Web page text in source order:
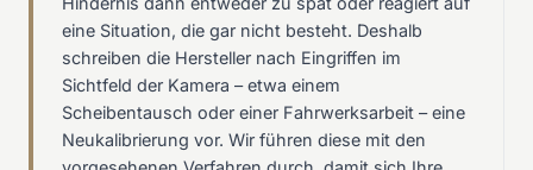
eine Situation, die gar nicht besteht. Deshalb
schreiben die Hersteller nach Eingriffen im
Sichtfeld der Kamera – etwa einem
Scheibentausch oder einer Fahrwerksarbeit – eine
Neukalibrierung vor. Wir führen diese mit den